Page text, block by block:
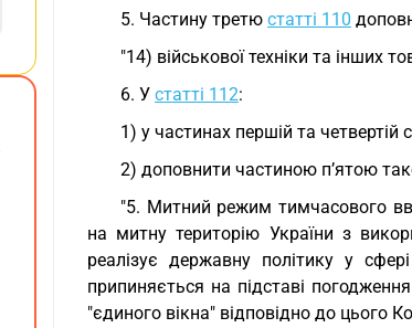
5. Частину третю статті 110
"14) військової техніки та інших
6. У статті 112:
1) у частинах першій та
2) доповнити частиною п’ятою
"5. Митний режим тимчасового
на митну територію України з
реалізує державну політику у
припиняється на підставі
"єдиного вікна" відповідно до цього